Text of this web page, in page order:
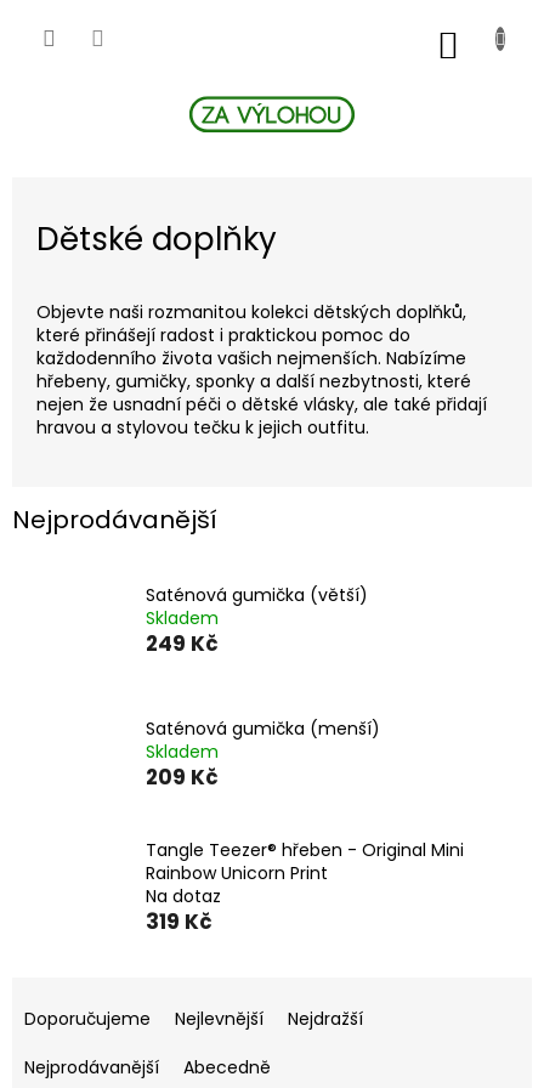
Dětské doplňky
Objevte naši rozmanitou kolekci dětských doplňků,
které přinášejí radost i praktickou pomoc do
každodenního života vašich nejmenších. Nabízíme
hřebeny, gumičky, sponky a další nezbytnosti, které
nejen že usnadní péči o dětské vlásky, ale také přidají
hravou a stylovou tečku k jejich outfitu.
Nejprodávanější
Saténová gumička (větší)
Skladem
249 Kč
Saténová gumička (menší)
Skladem
209 Kč
Tangle Teezer® hřeben - Original Mini
Rainbow Unicorn Print
Na dotaz
319 Kč
a
e
Doporučujeme Nejlevnější
Nejdražší
Nejprodávanější
Abecedně